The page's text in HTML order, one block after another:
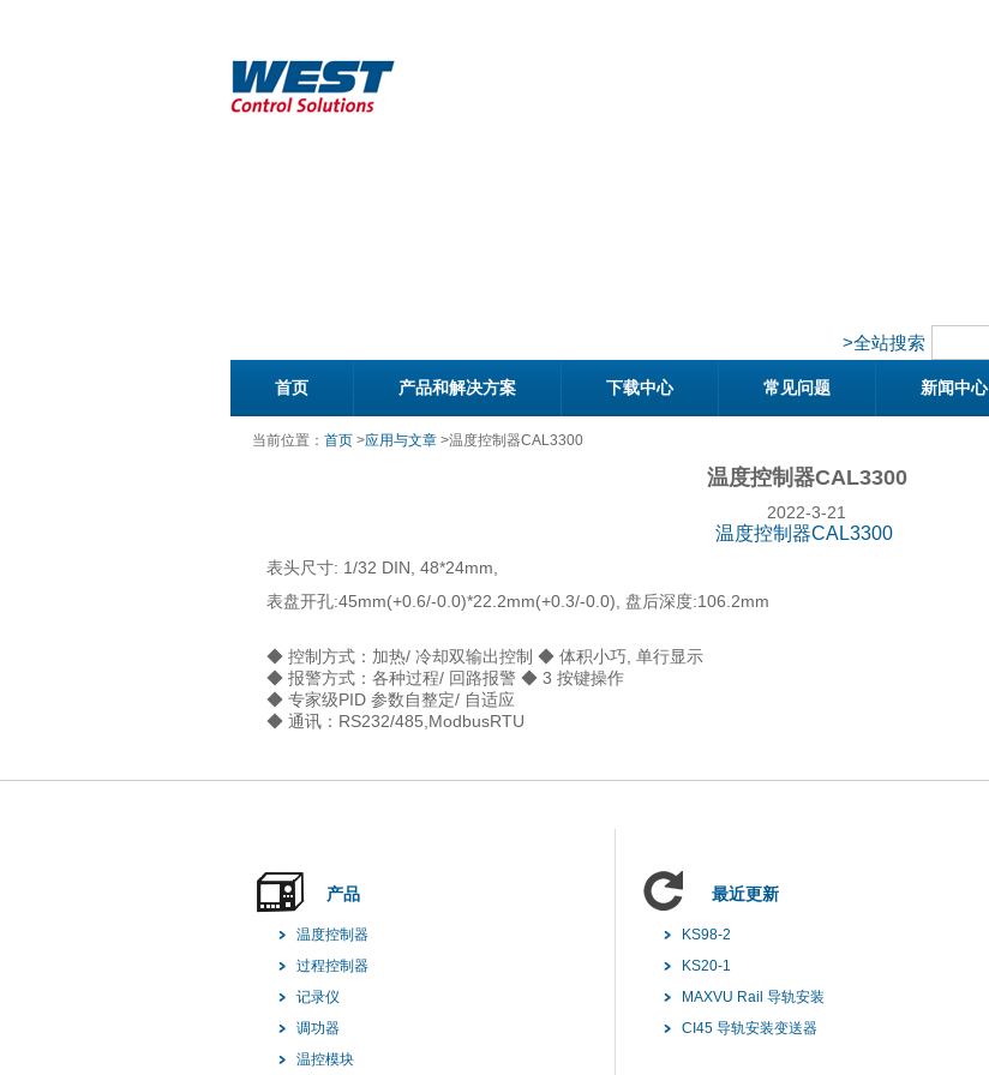
>全站搜索
首页 产品和解决方案 下载中心 常见问题 新闻中心
当前位置： 首页 >应用与文章 >温度控制器CAL3300
温度控制器CAL3300
2022-3-21
温度控制器CAL3300
表头尺寸: 1/32 DIN, 48*24mm,
表盘开孔:45mm(+0.6/-0.0)*22.2mm(+0.3/-0.0), 盘后深度:106.2mm
◆ 控制方式：加热/ 冷却双输出控制 ◆ 体积小巧, 单行显示
◆ 报警方式：各种过程/ 回路报警 ◆ 3 按键操作
◆ 专家级PID 参数自整定/ 自适应
◆ 通讯：RS232/485,ModbusRTU
产品
温度控制器
过程控制器
记录仪
调功器
温控模块
最近更新
KS98-2
KS20-1
MAXVU Rail 导轨安装
CI45 导轨安装变送器